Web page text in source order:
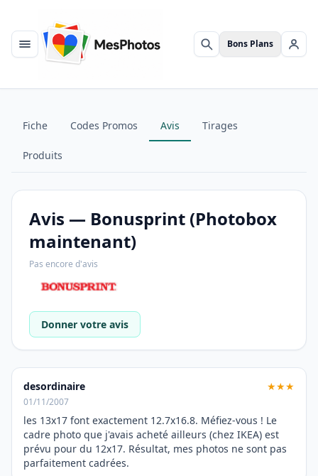
Menu Rechercher
Bons Plans Se
Fiche Codes Promos Avis Tirages
Produits
Avis — Bonusprint (Photobox
maintenant)
Pas encore d'avis
Donner votre avis
desordinaire ★★★
01/11/2007
les 13x17 font exactement 12.7x16.8. Méfiez-vous ! Le
cadre photo que j'avais acheté ailleurs (chez IKEA) est
prévu pour du 12x17. Résultat, mes photos ne sont pas
parfaitement cadrées.